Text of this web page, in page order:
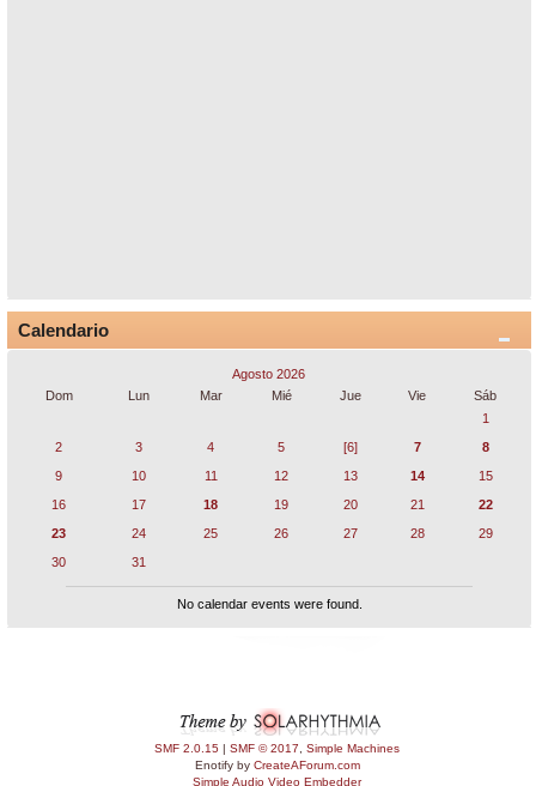
Calendario
Agosto 2026
Dom
Lun Mar Mié Jue Vie
Sáb
1
2
3 4 5 [6] 7
8
9
10 11 12 13 14
15
16
17 18 19 20 21
22
23
24 25 26 27 28
29
30
31
No calendar events were found.
SMF 2.0.15 | SMF © 2017
Simple Machines
Enotify by CreateAForum.com
Simple Audio Video Embedder